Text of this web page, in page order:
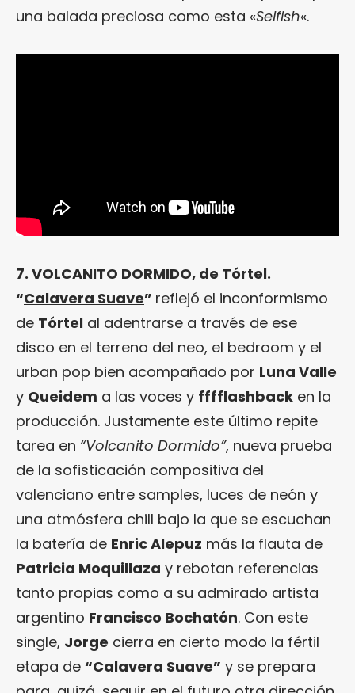
una balada preciosa como esta «Selfish«.
7. VOLCANITO DORMIDO, de Tórtel.
“Calavera Suave” reflejó el inconformismo
de Tórtel al adentrarse a través de ese
disco en el terreno del neo, el bedroom y el
urban pop bien acompañado por Luna Valle
y Queidem a las voces y fffflashback en la
producción. Justamente este último repite
tarea en “Volcanito Dormido”, nueva prueba
de la sofisticación compositiva del
valenciano entre samples, luces de neón y
una atmósfera chill bajo la que se escuchan
la batería de Enric Alepuz más la flauta de
Patricia Moquillaza y rebotan referencias
tanto propias como a su admirado artista
argentino Francisco Bochatón. Con este
single, Jorge cierra en cierto modo la fértil
etapa de “Calavera Suave” y se prepara